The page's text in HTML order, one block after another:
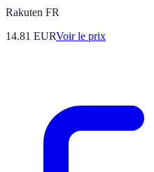
Rakuten FR
14.81 EURVoir le prix